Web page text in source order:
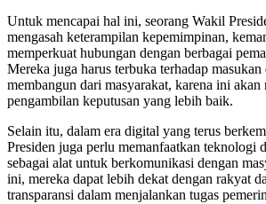
Untuk mencapai hal ini, seorang Wakil
mengasah keterampilan kepemimpinan,
memperkuat hubungan dengan berbagai
Mereka juga harus terbuka terhadap
membangun dari masyarakat, karena ini akan
pengambilan keputusan yang lebih baik.
Selain itu, dalam era digital yang terus
Presiden juga perlu memanfaatkan teknologi
sebagai alat untuk berkomunikasi dengan
ini, mereka dapat lebih dekat dengan rakyat
transparansi dalam menjalankan tugas